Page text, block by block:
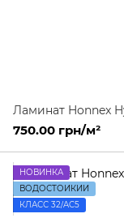
Ламинат Honnex
750.00 грн/м²
НОВИНКА
ВОДОСТОЙКИЙ
КЛАСС 32/AC5